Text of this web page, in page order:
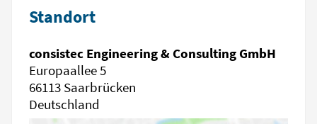
Standort
consistec Engineering & Consulting GmbH
Europaallee 5
66113 Saarbrücken
Deutschland